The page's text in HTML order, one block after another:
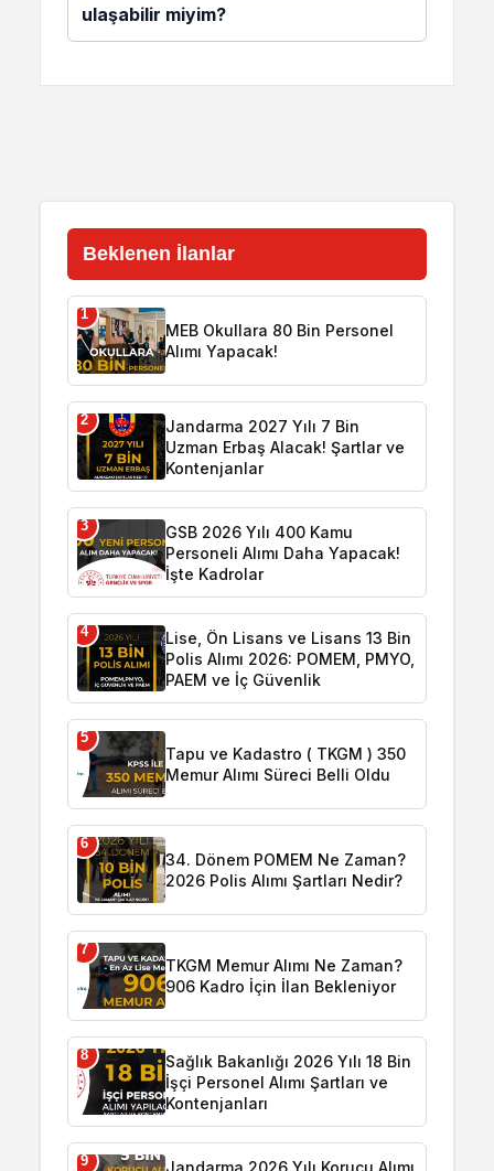
ulaşabilir miyim?
Beklenen İlanlar
1
MEB Okullara 80 Bin Personel
Alımı Yapacak!
2
Jandarma 2027 Yılı 7 Bin
Uzman Erbaş Alacak! Şartlar ve
Kontenjanlar
3
GSB 2026 Yılı 400 Kamu
Personeli Alımı Daha Yapacak!
İşte Kadrolar
4
Lise, Ön Lisans ve Lisans 13 Bin
Polis Alımı 2026: POMEM, PMYO,
PAEM ve İç Güvenlik
5
Tapu ve Kadastro ( TKGM ) 350
Memur Alımı Süreci Belli Oldu
6
34. Dönem POMEM Ne Zaman?
2026 Polis Alımı Şartları Nedir?
7
TKGM Memur Alımı Ne Zaman?
906 Kadro İçin İlan Bekleniyor
8
Sağlık Bakanlığı 2026 Yılı 18 Bin
İşçi Personel Alımı Şartları ve
Kontenjanları
9 Jandarma 2026 Yılı Korucu Alımı